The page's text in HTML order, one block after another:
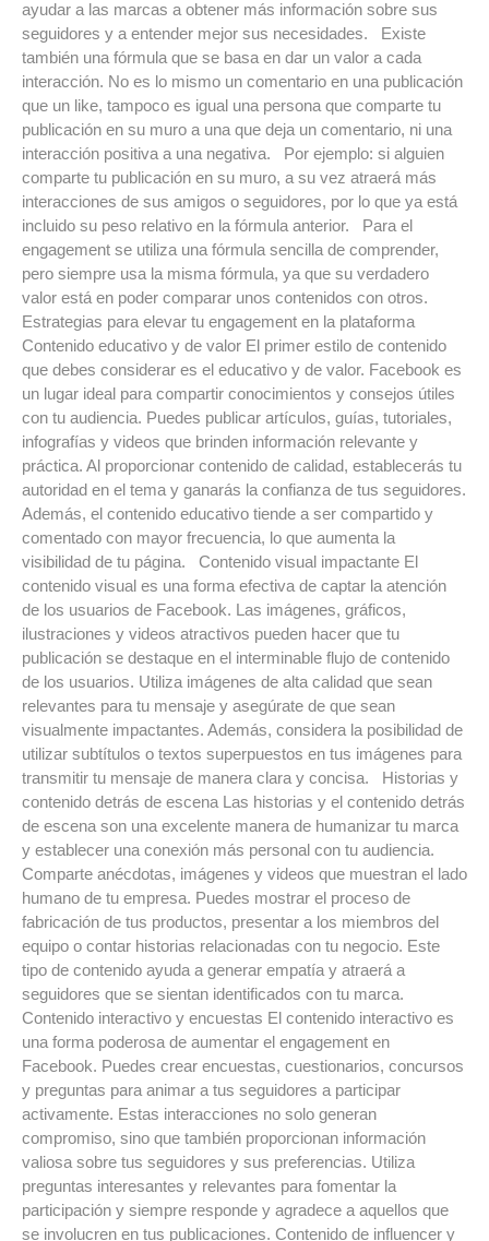
ayudar a las marcas a obtener más información sobre sus
seguidores y a entender mejor sus necesidades. Existe
también una fórmula que se basa en dar un valor a cada
interacción. No es lo mismo un comentario en una publicación
que un like, tampoco es igual una persona que comparte tu
publicación en su muro a una que deja un comentario, ni una
interacción positiva a una negativa. Por ejemplo: si alguien
comparte tu publicación en su muro, a su vez atraerá más
interacciones de sus amigos o seguidores, por lo que ya está
incluido su peso relativo en la fórmula anterior. Para el
engagement se utiliza una fórmula sencilla de comprender,
pero siempre usa la misma fórmula, ya que su verdadero
valor está en poder comparar unos contenidos con otros.
Estrategias para elevar tu engagement en la plataforma
Contenido educativo y de valor El primer estilo de contenido
que debes considerar es el educativo y de valor. Facebook es
un lugar ideal para compartir conocimientos y consejos útiles
con tu audiencia. Puedes publicar artículos, guías, tutoriales,
infografías y videos que brinden información relevante y
práctica. Al proporcionar contenido de calidad, establecerás tu
autoridad en el tema y ganarás la confianza de tus seguidores.
Además, el contenido educativo tiende a ser compartido y
comentado con mayor frecuencia, lo que aumenta la
visibilidad de tu página. Contenido visual impactante El
contenido visual es una forma efectiva de captar la atención
de los usuarios de Facebook. Las imágenes, gráficos,
ilustraciones y videos atractivos pueden hacer que tu
publicación se destaque en el interminable flujo de contenido
de los usuarios. Utiliza imágenes de alta calidad que sean
relevantes para tu mensaje y asegúrate de que sean
visualmente impactantes. Además, considera la posibilidad de
utilizar subtítulos o textos superpuestos en tus imágenes para
transmitir tu mensaje de manera clara y concisa. Historias y
contenido detrás de escena Las historias y el contenido detrás
de escena son una excelente manera de humanizar tu marca
y establecer una conexión más personal con tu audiencia.
Comparte anécdotas, imágenes y videos que muestran el lado
humano de tu empresa. Puedes mostrar el proceso de
fabricación de tus productos, presentar a los miembros del
equipo o contar historias relacionadas con tu negocio. Este
tipo de contenido ayuda a generar empatía y atraerá a
seguidores que se sientan identificados con tu marca.
Contenido interactivo y encuestas El contenido interactivo es
una forma poderosa de aumentar el engagement en
Facebook. Puedes crear encuestas, cuestionarios, concursos
y preguntas para animar a tus seguidores a participar
activamente. Estas interacciones no solo generan
compromiso, sino que también proporcionan información
valiosa sobre tus seguidores y sus preferencias. Utiliza
preguntas interesantes y relevantes para fomentar la
participación y siempre responde y agradece a aquellos que
se involucren en tus publicaciones. Contenido de influencer y